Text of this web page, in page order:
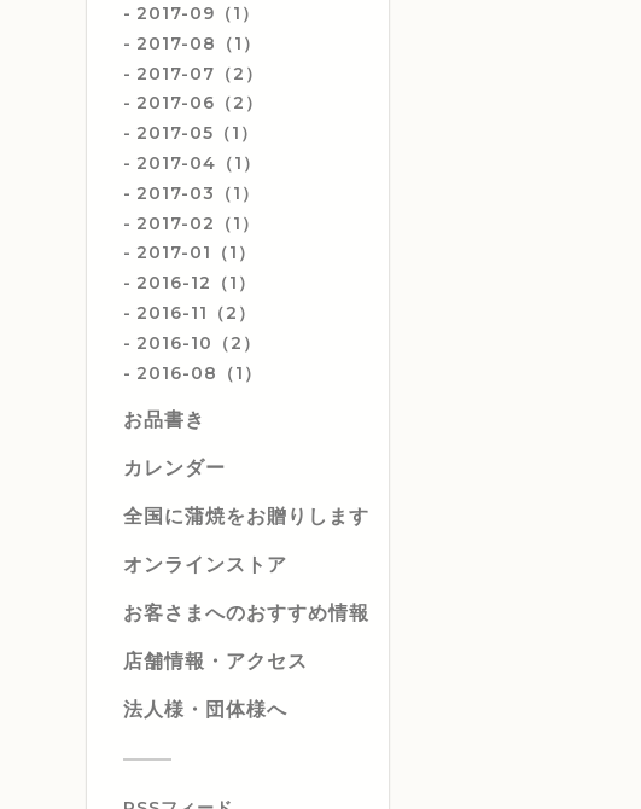
2017-09（1）
2017-08（1）
2017-07（2）
2017-06（2）
2017-05（1）
2017-04（1）
2017-03（1）
2017-02（1）
2017-01（1）
2016-12（1）
2016-11（2）
2016-10（2）
2016-08（1）
お品書き
カレンダー
全国に蒲焼をお贈りします
オンラインストア
お客さまへのおすすめ情報
店舗情報・アクセス
法人様・団体様へ